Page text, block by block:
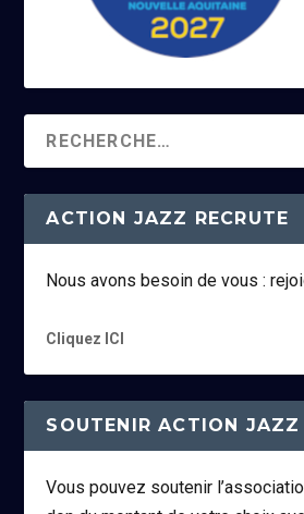
ACTION JAZZ RECRUTE
Nous avons besoin de vous :
Cliquez ICI
SOUTENIR ACTION JAZZ
Vous pouvez soutenir